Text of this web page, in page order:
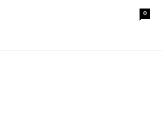
0